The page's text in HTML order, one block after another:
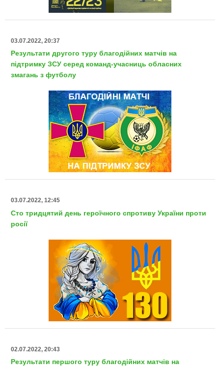
03.07.2022, 20:37
Результати другого туру благодійних матчів на
підтримку ЗСУ серед команд-учасниць обласних
змагань з футболу
03.07.2022, 12:45
Сто тридцятий день героїчного спротиву України проти
росії
02.07.2022, 20:43
Результати першого туру благодійних матчів на